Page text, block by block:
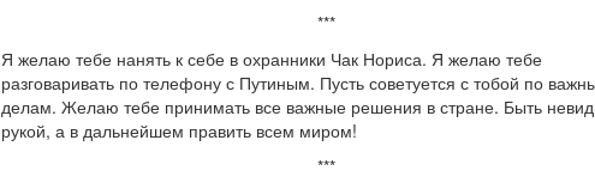
***
Я желаю тебе нанять к себе в охранники Чак Нориса. Я желаю тебе
разговаривать по телефону с Путиным. Пусть советуется с тобой по
делам. Желаю тебе принимать все важные решения в стране. Быть
рукой, а в дальнейшем править всем миром!
***